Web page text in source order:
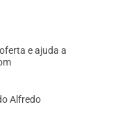
e ajuda a
Alfredo